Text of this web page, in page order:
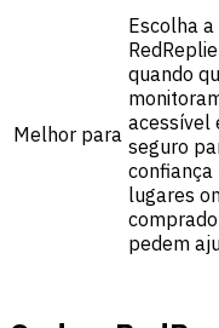
Melhor para
Escolha a
quando
acessível
seguro
confiança
lugares
pedem